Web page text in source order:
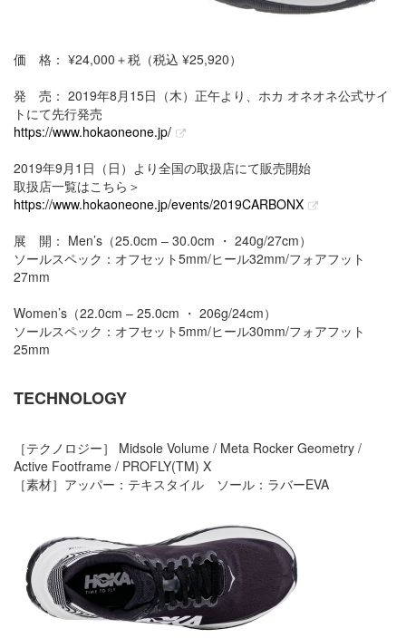
価 格： ¥24,000＋税（税込 ¥25,920）
発 売： 2019年8月15日（木）正午より、ホカ オネオネ公式サイ
トにて先行発売
https://www.hokaoneone.jp/
2019年9月1日（日）より全国の取扱店にて販売開始
取扱店一覧はこちら＞
https://www.hokaoneone.jp/events/2019CARBONX
展 開： Men’s（25.0cm – 30.0cm ・ 240g/27cm）
ソールスペック：オフセット5mm/ヒール32mm/フォアフット
27mm
Women’s（22.0cm – 25.0cm ・ 206g/24cm）
ソールスペック：オフセット5mm/ヒール30mm/フォアフット
25mm
TECHNOLOGY
［テクノロジー］ Midsole Volume / Meta Rocker Geometry /
Active Footframe / PROFLY(TM) X
［素材］アッパー：テキスタイル ソール：ラバーEVA